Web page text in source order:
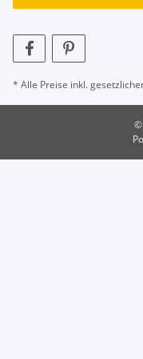
* Alle Preise inkl.
©